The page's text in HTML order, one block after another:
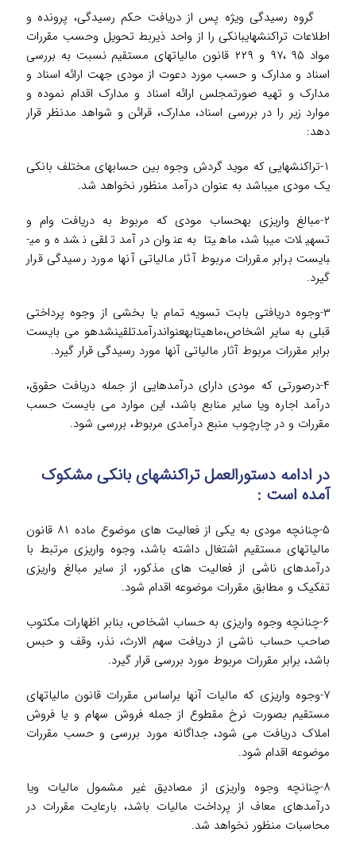
گروه رسیدگی ویژه پس از دریافت حکم رسیدگی، پرونده و
اطلاعات تراکنش­های­بانکی ­را از واحد ذیربط­ تحویل­ وحسب­ مقررات
مواد ۹۵ ،۹۷ و ۲۲۹ قانون مالیاتهای مستقیم نسبت به بررسی
اسناد و مدارک و حسب مورد دعوت از مودی جهت ارائه اسناد و
مدارک و تهیه صورتمجلس ارائه اسناد و مدارک اقدام نموده و
موارد زیر را در بررسی اسناد، مدارک، قرائن و شواهد مدنظر قرار
دهد:
۱-تراکنش­هایی که موید گردش وجوه بین حساب­های مختلف بانکی
یک مودی می­باشد به عنوان درآمد منظور نخواهد شد.
۲-مبالغ واریزی به­حساب مودی که مربوط به دریافت وام و
تسهیلات میباشد، ماهیتا به عنوان درآمد تلقی نشده و می­
بایست برابر مقررات مربوط آثار مالیاتی آنها مورد رسیدگی قرار
گیرد.
۳-وجوه دریافتی بابت تسویه تمام یا بخشی از وجوه پرداختی
قبلی به سایر اشخاص،ماهیتابه­عنوان­درآمدتلقی­نشده­و می بایست
برابر مقررات مربوط آثار مالیاتی آنها مورد رسیدگی قرار گیرد.
۴-درصورتی که مودی دارای درآمدهایی از جمله دریافت حقوق،
درآمد اجاره ویا سایر منابع باشد، این موارد می بایست حسب
مقررات و در چارچوب منبع درآمدی مربوط، بررسی شود.
در ادامه دستورالعمل تراکنش­های بانکی مشکوک
آمده است :
۵-چنانچه مودی به یکی از فعالیت های موضوع ماده ۸۱ قانون
مالیاتهای مستقیم اشتغال داشته باشد، وجوه واریزی مرتبط با
درآمدهای ناشی از فعالیت های مذکور، از سایر مبالغ واریزی
تفکیک و مطابق مقررات موضوعه اقدام شود.
۶-چنانچه وجوه واریزی به حساب اشخاص، بنابر اظهارات مکتوب
صاحب حساب ناشی از دریافت سهم الارث، نذر، وقف و حبس
باشد، برابر مقررات مربوط مورد بررسی قرار گیرد.
۷-وجوه واریزی که مالیات آنها براساس مقررات قانون مالیاتهای
مستقیم بصورت نرخ مقطوع از جمله فروش سهام و یا فروش
املاک دریافت می شود، جداگانه مورد بررسی و حسب مقررات
موضوعه اقدام شود.
۸-چنانچه وجوه واریزی از مصادیق غیر مشمول مالیات ویا
درآمدهای معاف از پرداخت مالیات باشد، بارعایت مقررات در
محاسبات منظور نخواهد شد.